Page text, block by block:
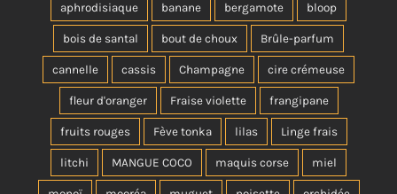
aphrodisiaque banane bergamote bloop
bois de santal bout de choux Brûle-parfum
cannelle cassis Champagne cire crémeuse
fleur d'oranger Fraise violette frangipane
fruits rouges Fève tonka lilas Linge frais
litchi MANGUE COCO maquis corse miel